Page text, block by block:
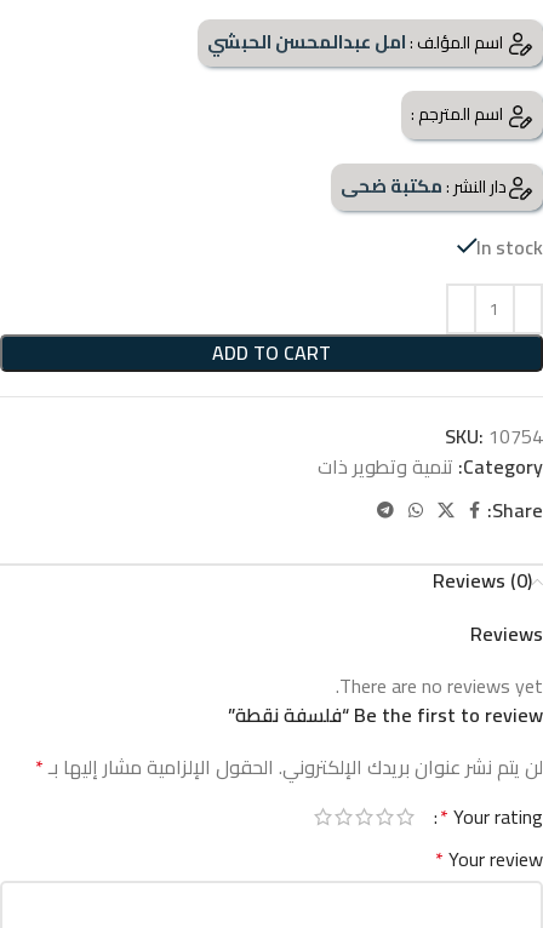
اسم المؤلف :امل عبدالمحسن الحبشي
اسم المترجم :
دار النشر :مكتبة ضحى
In stock
ADD TO CART
SKU: 10754
Category: تنمية وتطوير ذات
Share:
Reviews (0)
Reviews
There are no reviews yet.
Be the first to review “فلسفة نقطة”
لن يتم نشر عنوان بريدك الإلكتروني. الحقول الإلزامية مشار إليها بـ*
Your rating
*
Your review
*